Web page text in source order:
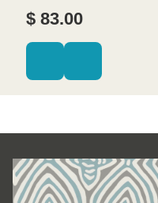
$ 83.00